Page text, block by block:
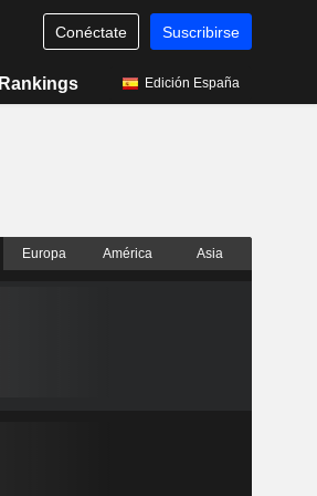
Conéctate Suscribirse
Rankings Edición España
Europa América Asia